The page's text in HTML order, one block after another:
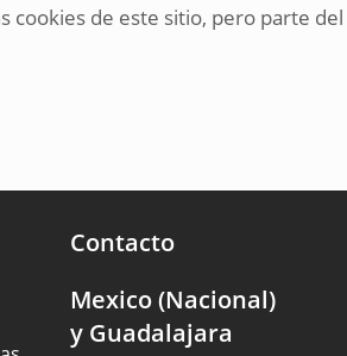
cookies de este sitio, pero parte
Contacto
Mexico (Nacional)
y Guadalajara